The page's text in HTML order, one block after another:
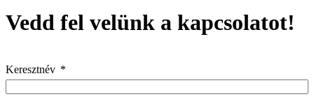
Vedd fel velünk a kapcsolatot!
Keresztnév